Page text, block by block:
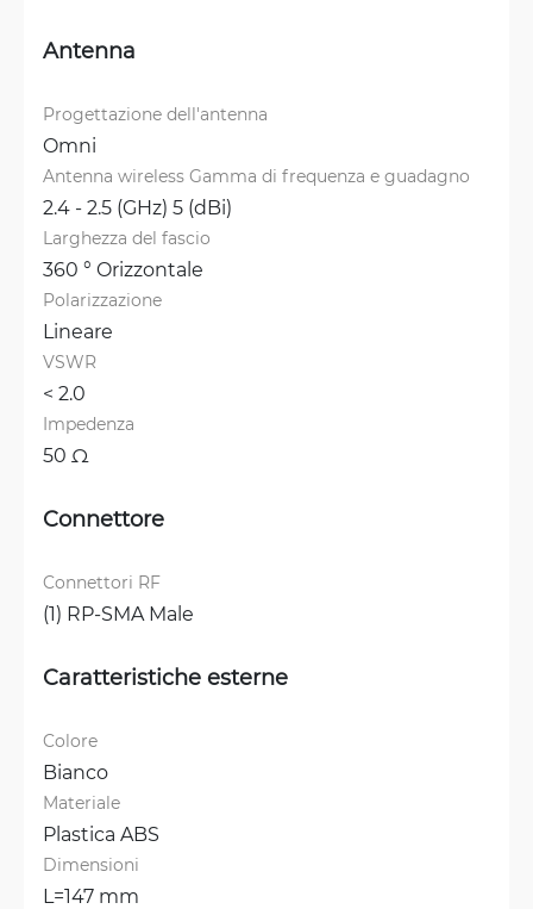
Antenna
Progettazione dell'antenna
Omni
Antenna wireless Gamma di frequenza e guadagno
2.4 - 2.5 (GHz) 5 (dBi)
Larghezza del fascio
360 ° Orizzontale
Polarizzazione
Lineare
VSWR
< 2.0
Impedenza
50 Ω
Connettore
Connettori RF
(1) RP-SMA Male
Caratteristiche esterne
Colore
Bianco
Materiale
Plastica ABS
Dimensioni
L=147 mm